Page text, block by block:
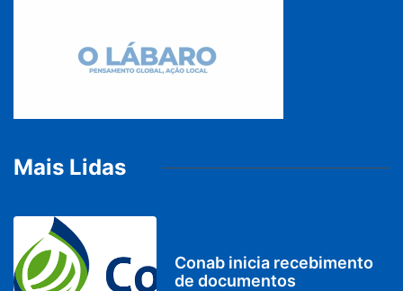
Mais Lidas
Conab inicia recebimento
de documentos